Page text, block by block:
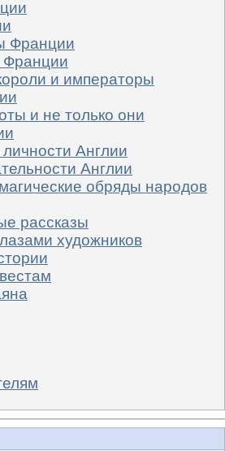
Франции
Франции
и императоры
и не только они
Англии
Англии
обряды народов
рассказы
художников